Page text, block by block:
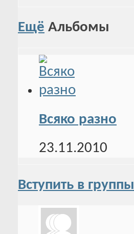
Ещё Альбомы
Всяко разно
23.11.2010
Вступить в группы